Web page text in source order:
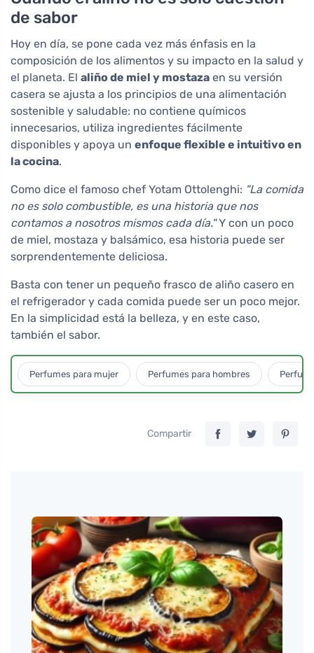
de sabor
Hoy en día, se pone cada vez más énfasis en la
composición de los alimentos y su impacto en la salud y
el planeta. El aliño de miel y mostaza en su versión
casera se ajusta a los principios de una alimentación
sostenible y saludable: no contiene químicos
innecesarios, utiliza ingredientes fácilmente
disponibles y apoya un enfoque flexible e intuitivo en
la cocina.
Como dice el famoso chef Yotam Ottolenghi: "La comida
no es solo combustible, es una historia que nos
contamos a nosotros mismos cada día."Y con un poco
de miel, mostaza y balsámico, esa historia puede ser
sorprendentemente deliciosa.
Basta con tener un pequeño frasco de aliño casero en
el refrigerador y cada comida puede ser un poco mejor.
En la simplicidad está la belleza, y en este caso,
también el sabor.
Perfumes para mujer Perfumes para hombres
Compartir